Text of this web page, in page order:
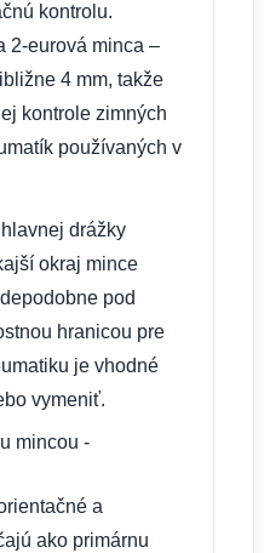
kontrolu.
2-eurová minca –
4 mm, takže
kontrole zimných
používaných v
drážky
okraj mince
pod
hranicou pre
je vhodné
vymeniť.
a
ako primárnu